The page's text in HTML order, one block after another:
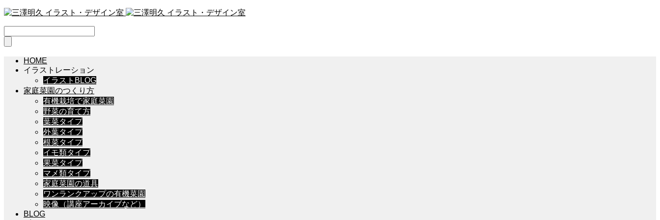
HOME
イラストレーション
イラストBLOG
家庭菜園のつくり方
有機栽培で家庭菜園
野菜の育て方
葉菜タイプ
外葉タイプ
根菜タイプ
イモ類タイプ
果菜タイプ
マメ類タイプ
家庭菜園の道具
ワンランクアップの有機菜園
映像（講座アーカイブなど）
BLOG